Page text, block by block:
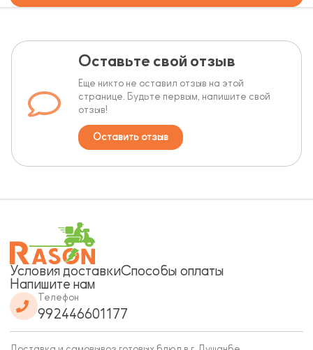
Оставьте свой отзыв
Еще никто не оставил отзыв на этой
странице. Будьте первым, напишите свой
отзыв!
Оставить отзыв
Условия доставкиСпособы оплаты
Напишите нам
Телефон
992446601177